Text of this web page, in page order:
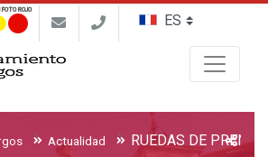
ROJO
Actualidad